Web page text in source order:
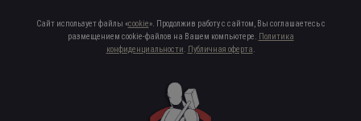
Сайт использует файлы «cookie». Продолжив работу с сайтом, Вы соглашаетесь с
размещением cookie-файлов на Вашем компьютере. Политика
конфиденциальности. Публичная оферта.